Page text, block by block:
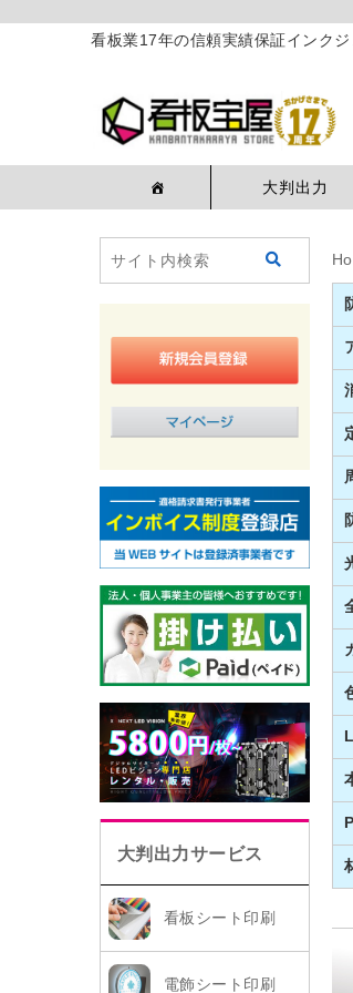
看板業17年の信頼実績保証インク
大判出力
大判出力サービス
看板シート印刷
電飾シート印刷